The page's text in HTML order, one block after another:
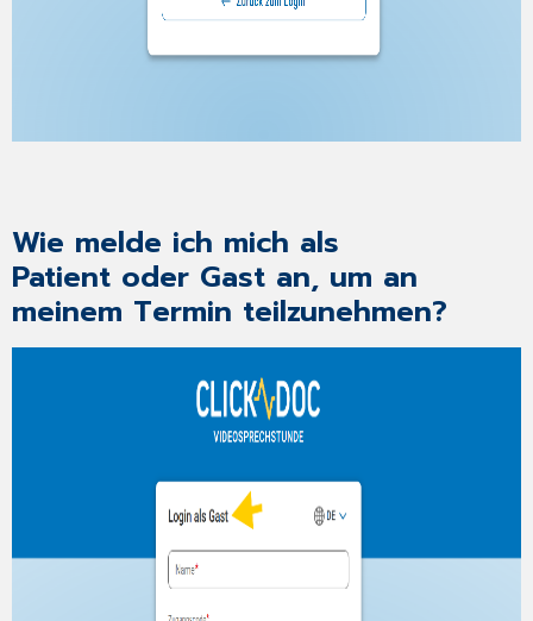
Wie melde ich mich als
Patient oder Gast an, um an
meinem Termin teilzunehmen?